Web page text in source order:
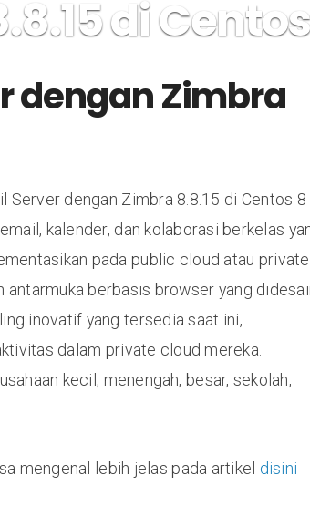
di
dengan Zimbra
Server dengan Zimbra 8.8.15 di Centos 8
kalender, dan kolaborasi berkelas
pada public cloud atau private
antarmuka berbasis browser yang
inovatif yang tersedia saat ini,
dalam private cloud mereka.
kecil, menengah, besar, sekolah,
mengenal lebih jelas pada artikel disini